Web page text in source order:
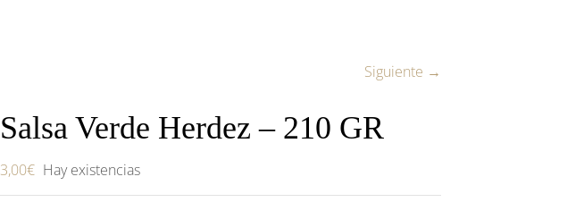
Siguiente →
Salsa Verde Herdez – 210 GR
3,00€ Hay existencias